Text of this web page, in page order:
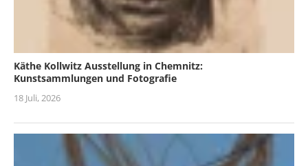
Käthe Kollwitz Ausstellung in Chemnitz:
Kunstsammlungen und Fotografie
18 Juli, 2026